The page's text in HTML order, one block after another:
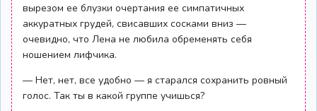
вырезом ее блузки очертания ее симпатичных
аккуратных грудей, свисавших сосками вниз —
очевидно, что Лена не любила обременять себя
ношением лифчика.
— Нет, нет, все удобно — я старался сохранить ровный
голос. Так ты в какой группе учишься?